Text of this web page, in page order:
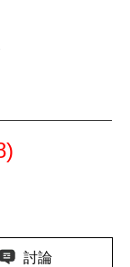
討論